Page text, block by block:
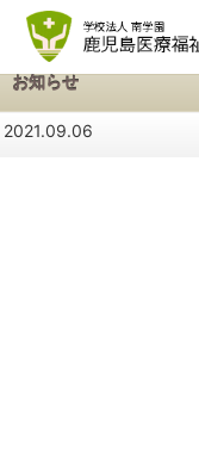
お知らせ
2021.09.06